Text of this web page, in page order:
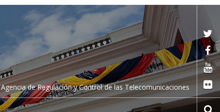
Agencia de Regulación y Control de las Telecomunicaciones